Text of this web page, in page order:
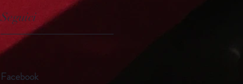
Seguici
Facebook